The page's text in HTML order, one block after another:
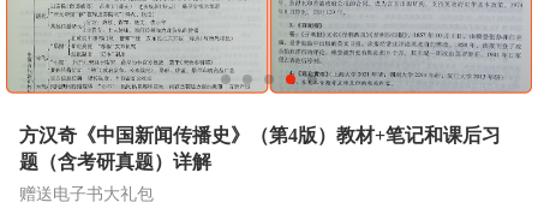
方汉奇《中国新闻传播史》（第4版）教材+笔记和课后习
题（含考研真题）详解
赠送电子书大礼包